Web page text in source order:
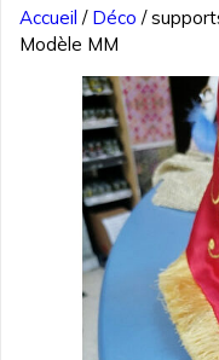
Accueil / Déco /
Modèle MM